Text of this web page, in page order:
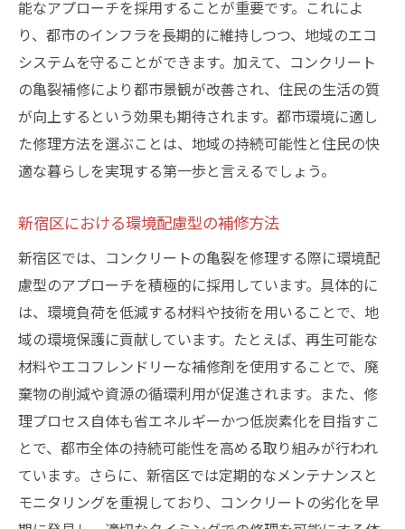
能なアプローチを採用することが重要です。これによ
り、都市のインフラを長期的に維持しつつ、地域のエコ
システムを守ることができます。加えて、コンクリート
の亀裂補修により都市景観が改善され、住民の生活の質
が向上するという効果も期待されます。都市環境に適し
た修理方法を選ぶことは、地域の持続可能性と住民の快
適な暮らしを実現する第一歩と言えるでしょう。
新宿区における環境配慮型の補修方法
新宿区では、コンクリートの亀裂を修理する際に環境配
慮型のアプローチを積極的に採用しています。具体的に
は、環境負荷を低減する材料や技術を用いることで、地
域の環境保護に貢献しています。たとえば、再生可能な
材料やエコフレンドリーな補修剤を使用することで、廃
棄物の削減や資源の循環利用が促進されます。また、修
理プロセス自体も省エネルギーかつ低炭素化を目指すこ
とで、都市全体の持続可能性を高める取り組みが行われ
ています。さらに、新宿区では定期的なメンテナンスと
モニタリングを重視しており、コンクリートの劣化を早